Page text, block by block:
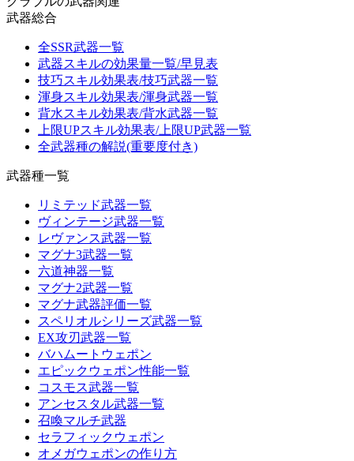
武器総合
全SSR武器一覧
武器スキルの効果量一覧/早見表
技巧スキル効果表/技巧武器一覧
渾身スキル効果表/渾身武器一覧
背水スキル効果表/背水武器一覧
上限UPスキル効果表/上限UP武器一覧
全武器種の解説(重要度付き)
武器種一覧
リミテッド武器一覧
ヴィンテージ武器一覧
レヴァンス武器一覧
マグナ3武器一覧
六道神器一覧
マグナ2武器一覧
マグナ武器評価一覧
スペリオルシリーズ武器一覧
EX攻刃武器一覧
バハムートウェポン
エピックウェポン性能一覧
コスモス武器一覧
アンセスタル武器一覧
召喚マルチ武器
セラフィックウェポン
オメガウェポンの作り方